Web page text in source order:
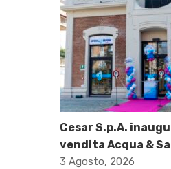
Cesar S.p.A.
vendita Acqua &
3 Agosto, 2026